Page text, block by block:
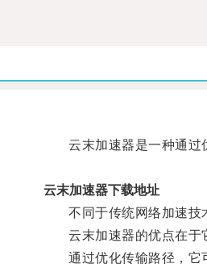
云末加速器是一种通过优
云末加速器下载地址
不同于传统网络加速技术
云末加速器的优点在于它
通过优化传输路径，它可